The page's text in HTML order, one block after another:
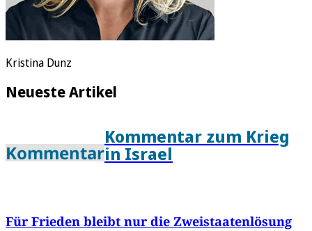
Kristina Dunz
Neueste Artikel
Kommentar
Kommentar zum Krieg
in Israel
Für Frieden bleibt nur die Zweistaatenlösung